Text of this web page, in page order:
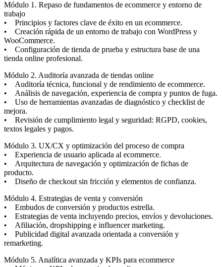
Módulo 1. Repaso de fundamentos de ecommerce y entorno de
trabajo
• Principios y factores clave de éxito en un ecommerce.
• Creación rápida de un entorno de trabajo con WordPress y
WooCommerce.
• Configuración de tienda de prueba y estructura base de una
tienda online profesional.
Módulo 2. Auditoría avanzada de tiendas online
• Auditoría técnica, funcional y de rendimiento de ecommerce.
• Análisis de navegación, experiencia de compra y puntos de fuga.
• Uso de herramientas avanzadas de diagnóstico y checklist de
mejora.
• Revisión de cumplimiento legal y seguridad: RGPD, cookies,
textos legales y pagos.
Módulo 3. UX/CX y optimización del proceso de compra
• Experiencia de usuario aplicada al ecommerce.
• Arquitectura de navegación y optimización de fichas de
producto.
• Diseño de checkout sin fricción y elementos de confianza.
Módulo 4. Estrategias de venta y conversión
• Embudos de conversión y productos estrella.
• Estrategias de venta incluyendo precios, envíos y devoluciones.
• Afiliación, dropshipping e influencer marketing.
• Publicidad digital avanzada orientada a conversión y
remarketing.
Módulo 5. Analítica avanzada y KPIs para ecommerce